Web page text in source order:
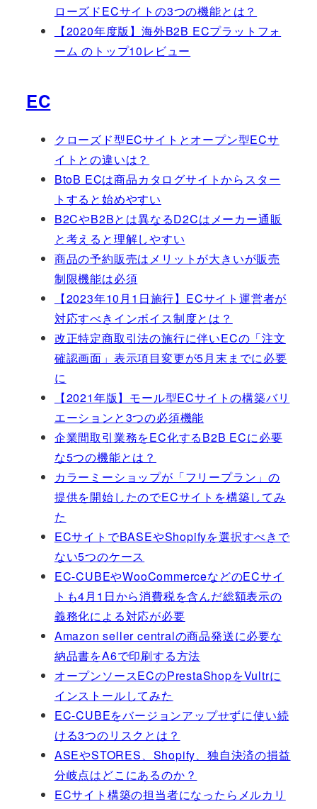
ローズドECサイトの3つの機能とは？
【2020年度版】海外B2B ECプラットフォ
ーム のトップ10レビュー
EC
クローズド型ECサイトとオープン型ECサ
イトとの違いは？
BtoB ECは商品カタログサイトからスター
トすると始めやすい
B2CやB2Bとは異なるD2Cはメーカー通販
と考えると理解しやすい
商品の予約販売はメリットが大きいが販売
制限機能は必須
【2023年10月1日施行】ECサイト運営者が
対応すべきインボイス制度とは？
改正特定商取引法の施行に伴いECの「注文
確認画面」表示項目変更が5月末までに必要
に
【2021年版】モール型ECサイトの構築バリ
エーションと3つの必須機能
企業間取引業務をEC化するB2B ECに必要
な5つの機能とは？
カラーミーショップが「フリープラン」の
提供を開始したのでECサイトを構築してみ
た
ECサイトでBASEやShopifyを選択すべきで
ない5つのケース
EC-CUBEやWooCommerceなどのECサイ
トも4月1日から消費税を含んだ総額表示の
義務化による対応が必要
Amazon seller centralの商品発送に必要な
納品書をA6で印刷する方法
オープンソースECのPrestaShopをVultrに
インストールしてみた
EC-CUBEをバージョンアップせずに使い続
ける3つのリスクとは？
ASEやSTORES、Shopify、独自決済の損益
分岐点はどこにあるのか？
ECサイト構築の担当者になったらメルカリ